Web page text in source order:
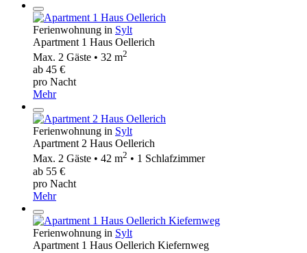
Ferienwohnung in Sylt
Apartment 1 Haus Oellerich
Max. 2 Gäste • 32 m2
ab 45 €
pro Nacht
Mehr
Ferienwohnung in Sylt
Apartment 2 Haus Oellerich
Max. 2 Gäste • 42 m2 • 1 Schlafzimmer
ab 55 €
pro Nacht
Mehr
Ferienwohnung in Sylt
Apartment 1 Haus Oellerich Kiefernweg